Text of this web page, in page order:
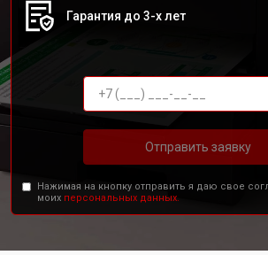
Гарантия до 3-х лет
Отправить заявку
Нажимая на кнопку отправить я даю свое
моих персональных данных.